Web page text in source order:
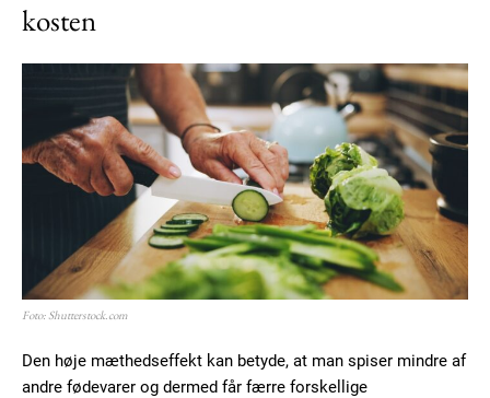
kosten
Foto: Shutterstock.com
Den høje mæthedseffekt kan betyde, at man spiser mindre af
andre fødevarer og dermed får færre forskellige